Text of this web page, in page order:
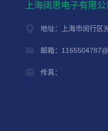
上海阔思电子有限公
地址：上海市闵行区
邮箱：
传真：